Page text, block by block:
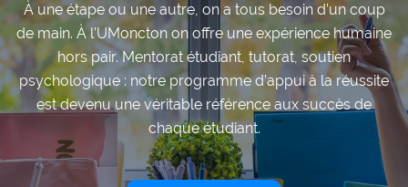
À une étape ou une autre, on a tous besoin d’un coup
de main. À l’UMoncton on offre une expérience humaine
hors pair. Mentorat étudiant, tutorat, soutien
psychologique : notre programme d’appui à la réussite
est devenu une véritable référence aux succès de
chaque étudiant.